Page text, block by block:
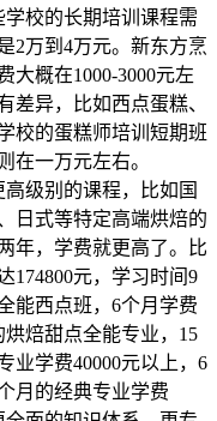
学校的长期培训课程需
2万到4万元。新东方烹
大概在1000-3000元左
差异，比如西点蛋糕、
校的蛋糕师培训短期班
在一万元左右。
级别的课程，比如国
日式等特定高端烘焙的
年，学费就更高了。比
174800元，学习时间9
能西点班，6个月学费
焙甜点全能专业，15
业学费40000元以上，6
月的经典专业学费